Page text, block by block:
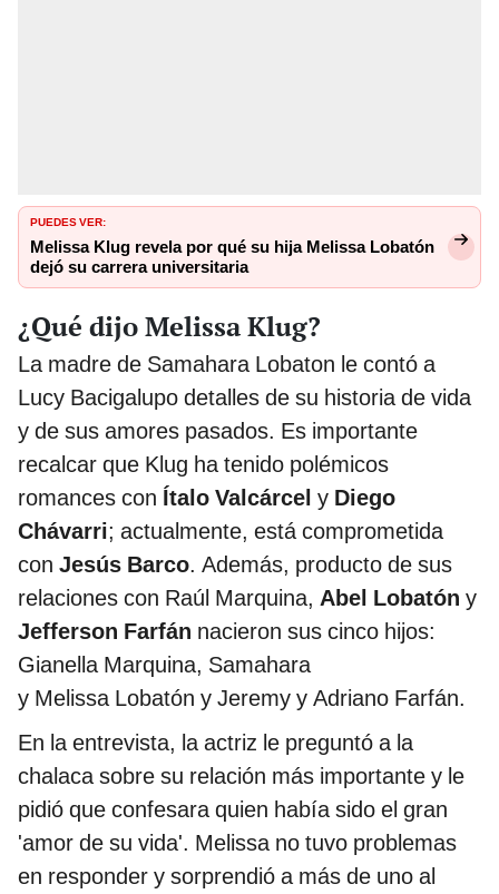
PUEDES VER:
Melissa Klug revela por qué su hija Melissa Lobatón
dejó su carrera universitaria
¿Qué dijo Melissa Klug?
La madre de Samahara Lobaton le contó a
Lucy Bacigalupo detalles de su historia de vida
y de sus amores pasados. Es importante
recalcar que Klug ha tenido polémicos
romances con Ítalo Valcárcel y Diego
Chávarri; actualmente, está comprometida
con Jesús Barco. Además, producto de sus
relaciones con Raúl Marquina, Abel Lobatón y
Jefferson Farfán nacieron sus cinco hijos:
Gianella Marquina, Samahara
y Melissa Lobatón y Jeremy y Adriano Farfán.
En la entrevista, la actriz le preguntó a la
chalaca sobre su relación más importante y le
pidió que confesara quien había sido el gran
'amor de su vida'. Melissa no tuvo problemas
en responder y sorprendió a más de uno al